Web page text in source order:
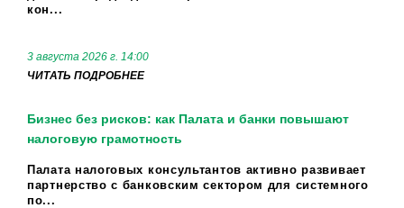
кон...
3 августа 2026 г. 14:00
ЧИТАТЬ ПОДРОБНЕЕ
Бизнес без рисков: как Палата и банки повышают
налоговую грамотность
Палата налоговых консультантов активно развивает
партнерство с банковским сектором для системного
по...